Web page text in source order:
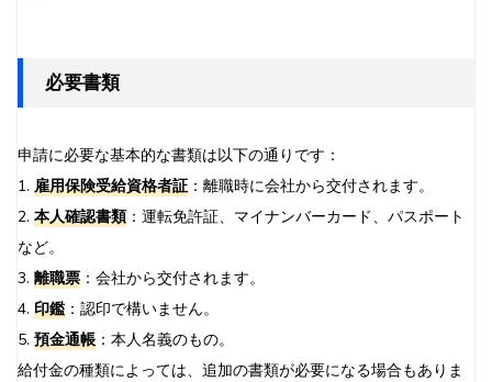
必要書類
申請に必要な基本的な書類は以下の通りです：
1. 雇用保険受給資格者証：離職時に会社から交付されます。
2. 本人確認書類 ：運転免許証、マイナンバーカード、パスポート
など。
3. 離職票 ：会社から交付されます。
4. 印鑑：認印で構いません。
5. 預金通帳：本人名義のもの。
給付金の種類によっては、追加の書類が必要になる場合もありま